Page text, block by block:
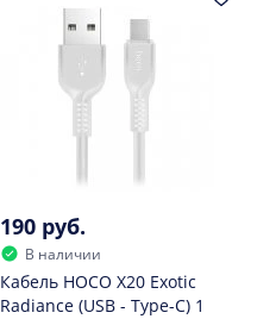
190 руб.
В наличии
Кабель HOCO X20 Exotic
Radiance (USB - Type-C) 1